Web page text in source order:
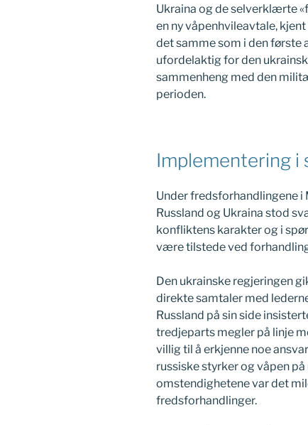
Ukraina og de selverklærte
en ny våpenhvileavtale,
det samme som i den første
ufordelaktig for den
sammenheng med den
perioden.
Implementering i
Under fredsforhandlingene
Russland og Ukraina stod
konfliktens karakter og i
være tilstede ved
Den ukrainske regjeringen
direkte samtaler med
Russland på sin side
tredjeparts megler på linje
villig til å erkjenne noe
russiske styrker og våpen
omstendighetene var det
fredsforhandlinger.